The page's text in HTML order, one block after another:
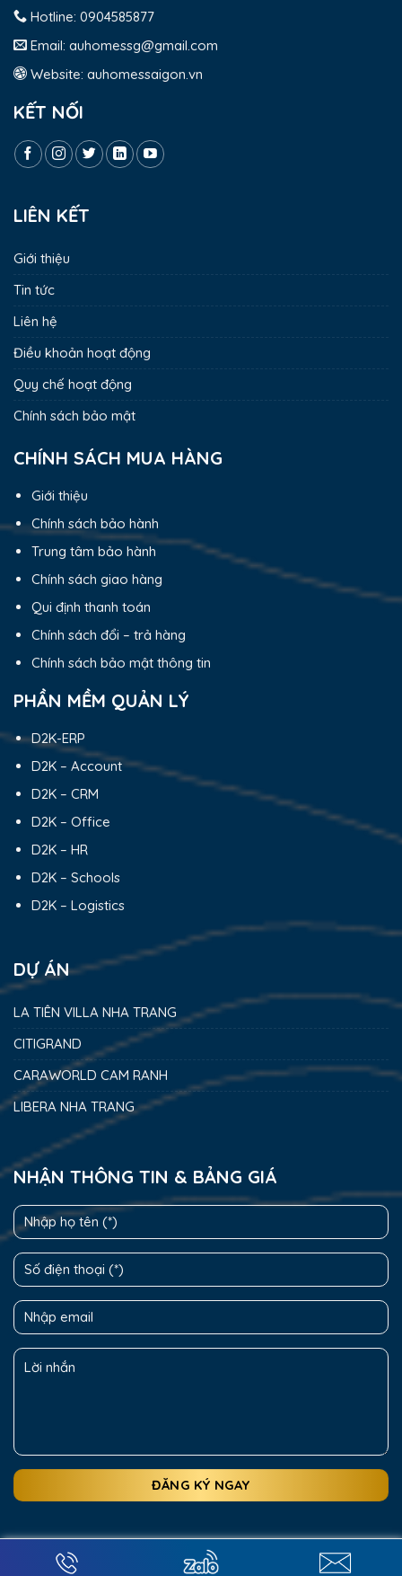
Hotline: 0904585877
Email: auhomessg@gmail.com
Website: auhomessaigon.vn
KẾT NỐI
LIÊN KẾT
Giới thiệu
Tin tức
Liên hệ
Điều khoản hoạt động
Quy chế hoạt động
Chính sách bảo mật
CHÍNH SÁCH MUA HÀNG
Giới thiệu
Chính sách bảo hành
Trung tâm bảo hành
Chính sách giao hàng
Qui định thanh toán
Chính sách đổi – trả hàng
Chính sách bảo mật thông tin
PHẦN MỀM QUẢN LÝ
D2K-ERP
D2K – Account
D2K – CRM
D2K – Office
D2K – HR
D2K – Schools
D2K – Logistics
DỰ ÁN
LA TIÊN VILLA NHA TRANG
CITIGRAND
CARAWORLD CAM RANH
LIBERA NHA TRANG
NHẬN THÔNG TIN & BẢNG GIÁ